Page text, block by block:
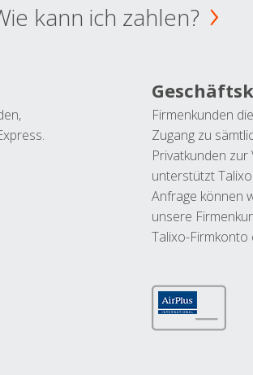
kann ich zahlen?
Firmenkunden
Zugang zu
Privatkunden
unterstützt
Anfrage können
unsere
Talixo-Firmkonto